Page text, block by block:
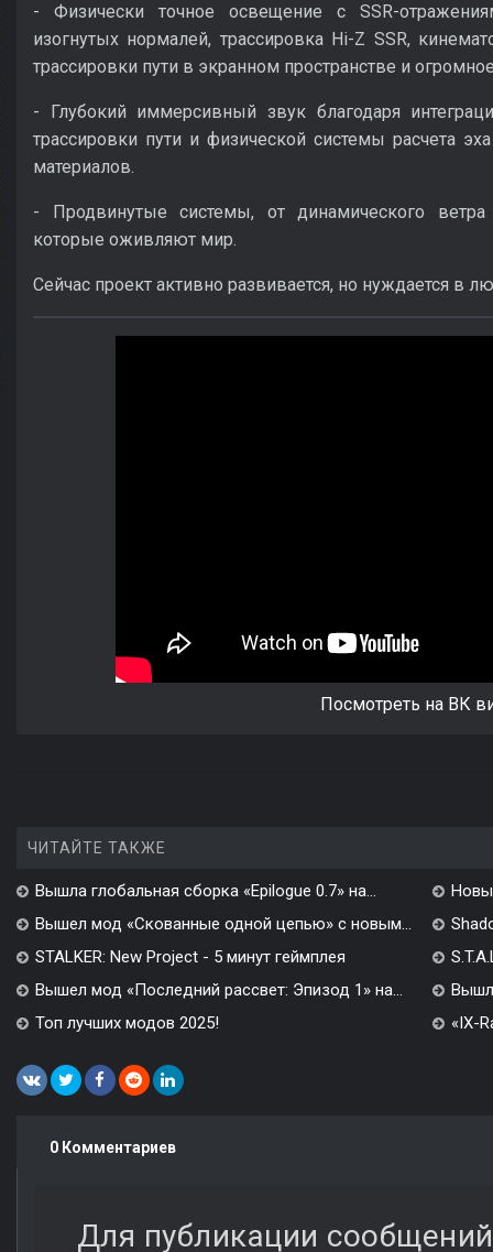
- Физически точное освещение с SSR-
изогнутых нормалей, трассировка Hi-Z SSR,
трассировки пути в экранном пространстве и
- Глубокий иммерсивный звук благодаря
трассировки пути и физической системы расчета
материалов.
- Продвинутые системы, от динамического
которые оживляют мир.
Сейчас проект активно развивается, но нуждается в
Посмотреть на ВК
ЧИТАЙТЕ ТАКЖЕ
Вышла глобальная сборка «Epilogue 0.7» на...
Вышел мод «Скованные одной цепью» с новым...
STALKER: New Project - 5 минут геймплея
Вышел мод «Последний рассвет: Эпизод 1» на...
Топ лучших модов 2025!
«IX-
0 Комментариев
Для публикации